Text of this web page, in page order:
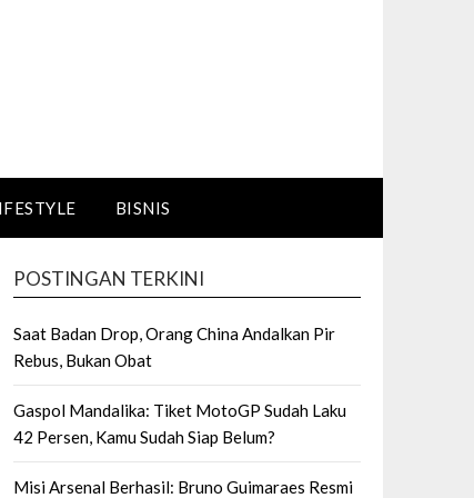
BISNIS
POSTINGAN TERKINI
Saat Badan Drop, Orang China Andalkan Pir
Rebus, Bukan Obat
Gaspol Mandalika: Tiket MotoGP Sudah Laku
42 Persen, Kamu Sudah Siap Belum?
Misi Arsenal Berhasil: Bruno Guimaraes Resmi